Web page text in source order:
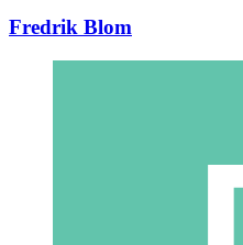
Fredrik Blom